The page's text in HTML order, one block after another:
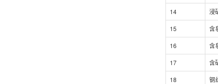
14 浸
15 含
16 含
17 含
18 钢